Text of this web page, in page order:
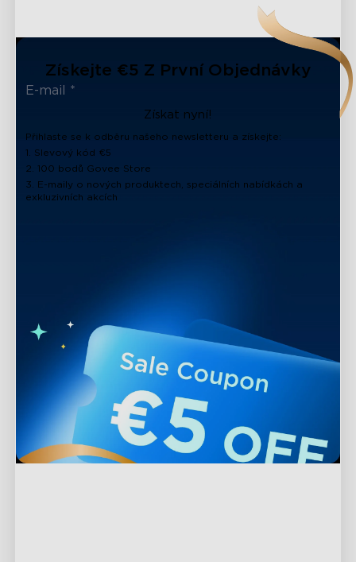
Získejte €5 Z První Objednávky
Získat nyní!
Přihlaste se k odběru našeho newsletteru a získejte:
1. Slevový kód €5
2. 100 bodů Govee Store
3. E-maily o nových produktech, speciálních nabídkách a
exkluzivních akcích